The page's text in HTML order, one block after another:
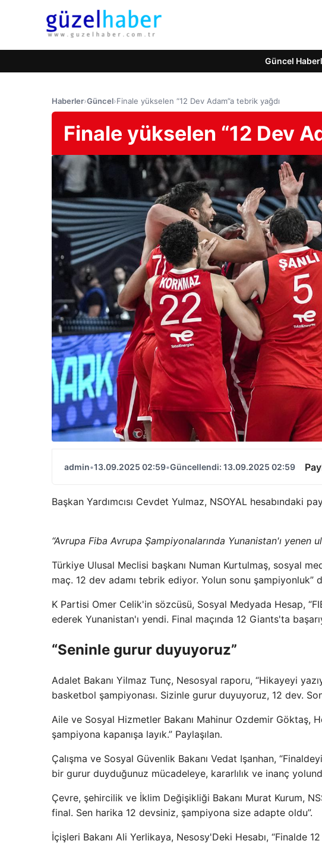
Güncel
Haberler›Güncel›Finale yükselen “12 Dev Adam”a tebrik yağdı
Finale yükselen “12 Dev
admin•13.09.2025 02:59•Güncellendi: 13.09.2025 02:59
Başkan Yardımcısı Cevdet Yulmaz, NSOYAL hesabındaki
“Avrupa Fiba Avrupa Şampiyonalarında Yunanistan'ı yenen
Türkiye Ulusal Meclisi başkanı Numan Kurtulmaş, sosyal
maç. 12 dev adamı tebrik ediyor. Yolun sonu şampiyonluk”
K Partisi Omer Celik'in sözcüsü, Sosyal Medyada Hesap,
ederek Yunanistan'ı yendi. Final maçında 12 Giants'ta
“Seninle gurur duyuyoruz”
Adalet Bakanı Yilmaz Tunç, Nesosyal raporu, “Hikayeyi
basketbol şampiyonası. Sizinle gurur duyuyoruz, 12 dev.
Aile ve Sosyal Hizmetler Bakanı Mahinur Ozdemir Göktaş,
şampiyona kapanışa layık.” Paylaşılan.
Çalışma ve Sosyal Güvenlik Bakanı Vedat Işanhan,
bir gurur duyduğunuz mücadeleye, kararlılık ve inanç
Çevre, şehircilik ve İklim Değişikliği Bakanı Murat Kurum,
final. Sen harika 12 devsiniz, şampiyona size adapte oldu”.
İçişleri Bakanı Ali Yerlikaya, Nesosy'Deki Hesabı, “Finalde